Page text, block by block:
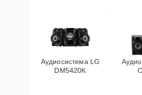
Аудиосистема LG
DM5420K